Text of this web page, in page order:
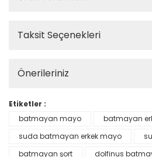
Taksit Seçenekleri
Önerileriniz
Etiketler :
batmayan mayo
batmayan
suda batmayan erkek mayo
batmayan şort
dolfinus